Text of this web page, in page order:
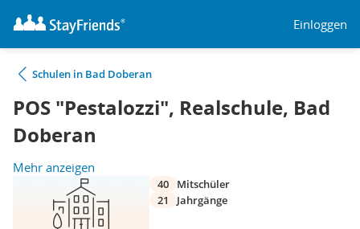
Einloggen
Schulen in Bad Doberan
POS "Pestalozzi", Realschule, Bad
Doberan
Mehr anzeigen
40
Mitschüler
21
Jahrgänge